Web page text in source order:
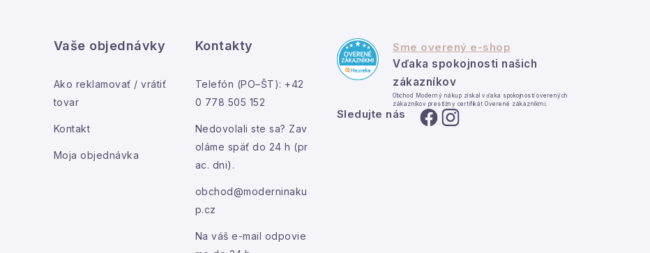
Vaše objednávky
Ako reklamovať / vrátiť
tovar
Kontakt
Moja objednávka
Kontakty
Telefón (PO–ŠT): +42
0 778 505 152
Nedovolali ste sa? Zav
oláme späť do 24 h (pr
ac. dni).
obchod@moderninaku
p.cz
Na váš e-mail odpovie
Sme overený e-shop
Vďaka spokojnosti našich
zákazníkov
Obchod Moderný nákup získal vďaka spokojnosti overených
zákazníkov prestížny certifikát Overené zákazníkmi.
Sledujte nás